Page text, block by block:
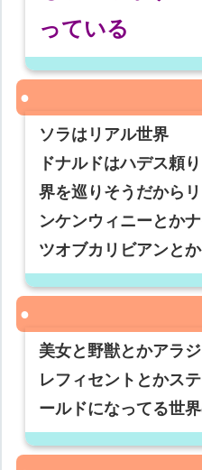
っている
ソラはリアル世界
ドナルドはハデス頼
界を巡りそうだから
ンケンウィニーとか
ツオブカリビアンとか
美女と野獣とかアラ
レフィセントとかス
ールドになってる世